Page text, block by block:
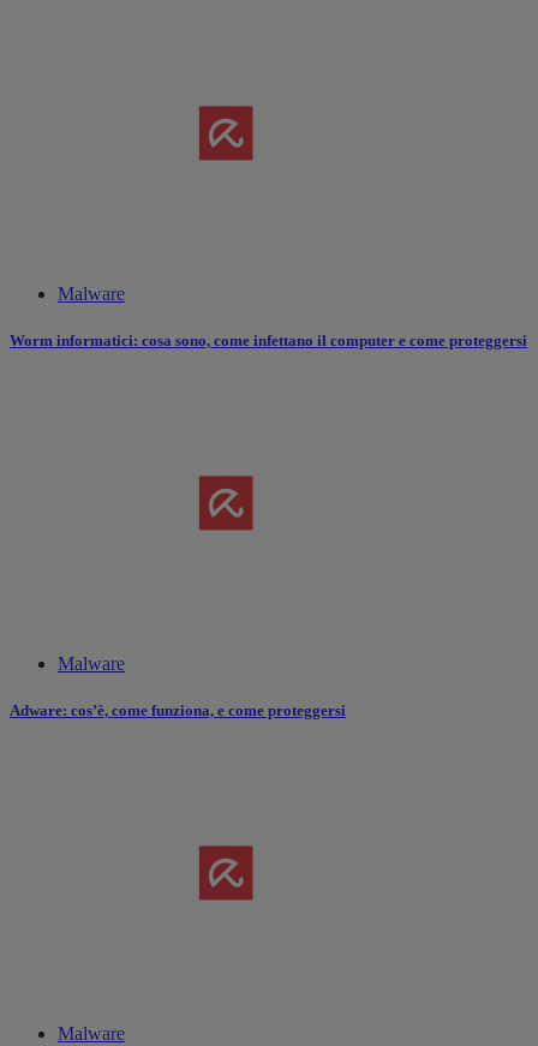
Malware
Worm informatici: cosa sono, come infettano il computer e come proteggersi
Malware
Adware: cos’è, come funziona​,​ e come proteggersi
Malware